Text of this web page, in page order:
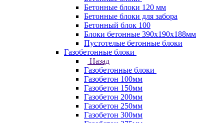
Бетонные блоки 120 мм
Бетонные блоки для забора
Бетонный блок 100
Блоки бетонные 390х190х188мм
Пустотелые бетонные блоки
Газобетонные блоки
Назад
Газобетонные блоки
Газобетон 100мм
Газобетон 150мм
Газобетон 200мм
Газобетон 250мм
Газобетон 300мм